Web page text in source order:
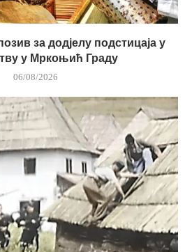
за додјелу подстицаја у
у Мркоњић Граду
06/08/2026